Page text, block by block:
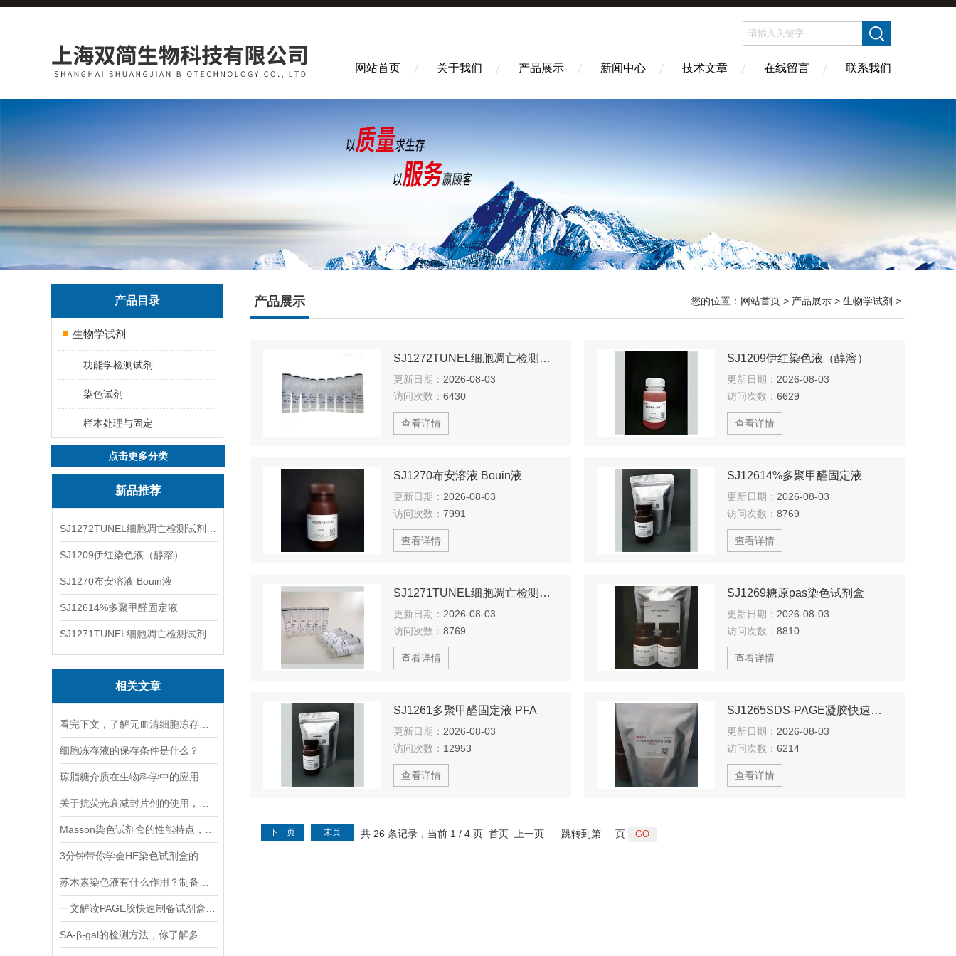
网站首页 关于我们 产品展示 新闻中心 技术文章 在线留言 联系我们
产品目录
生物学试剂
功能学检测试剂
染色试剂
样本处理与固定
点击更多分类
新品推荐
SJ1209伊红染色液（醇溶）
SJ1270布安溶液 Bouin液
SJ12614%多聚甲醛固定液
相关文章
细胞冻存液的保存条件是什么？
产品展示 您的位置： 网站首页 > 产品展示 > 生物学试剂 >
SJ1272TUNEL细胞凋亡检测试剂盒（绿色荧光）
更新日期： 2026-08-03
访问次数： 6430
查看详情
SJ1209伊红染色液（醇溶）
更新日期： 2026-08-03
访问次数： 6629
查看详情
SJ1270布安溶液 Bouin液
更新日期： 2026-08-03
访问次数： 7991
查看详情
SJ12614%多聚甲醛固定液
更新日期： 2026-08-03
访问次数： 8769
查看详情
SJ1271TUNEL细胞凋亡检测试剂盒（DAB显色法）
更新日期： 2026-08-03
访问次数： 8769
查看详情
SJ1269糖原pas染色试剂盒
更新日期： 2026-08-03
访问次数： 8810
查看详情
SJ1261多聚甲醛固定液 PFA
更新日期： 2026-08-03
访问次数： 12953
查看详情
SJ1265SDS-PAGE凝胶快速制备试剂盒
更新日期： 2026-08-03
访问次数： 6214
查看详情
共 26 条记录，当前 1 / 4 页 首页 上一页
下一页 末页 跳转到第 页